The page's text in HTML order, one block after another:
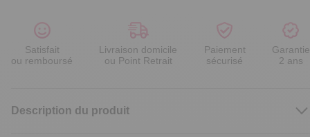
Satisfait
ou remboursé
Livraison domicile
ou Point Retrait
Paiement
sécurisé
Garantie
2 ans
Description du produit